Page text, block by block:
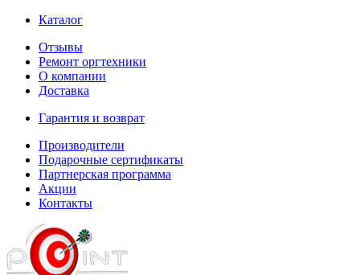
Каталог
Отзывы
Ремонт оргтехники
О компании
Доставка
Гарантия и возврат
Производители
Подарочные сертификаты
Партнерская программа
Акции
Контакты